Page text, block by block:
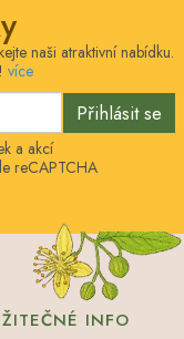
naši atraktivní nabídku.
více
Přihlásit se
a akcí
reCAPTCHA
INFO